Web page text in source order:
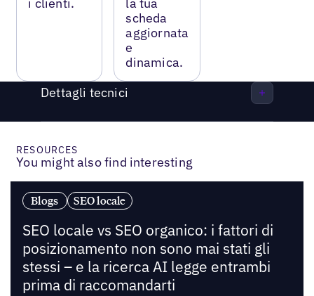
scheda
aggiornata
e
dinamica.
Dettagli tecnici
RESOURCES
You might also find interesting
Blogs SEO locale
SEO locale vs SEO organico: i fattori di
posizionamento non sono mai stati gli
stessi – e la ricerca AI legge entrambi
prima di raccomandarti